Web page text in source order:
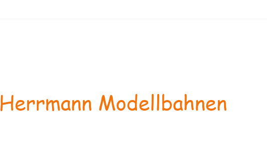
Herrmann Modellbahnen